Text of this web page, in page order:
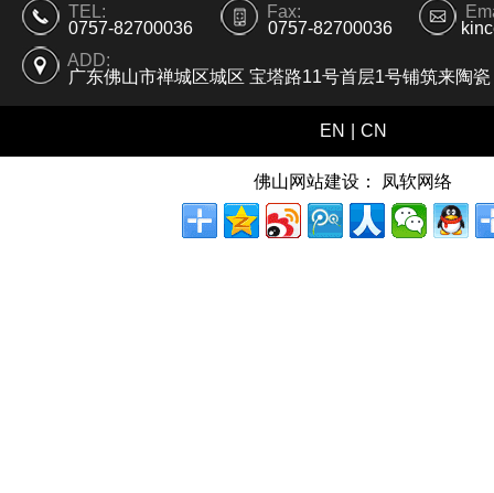
TEL:
0757-82700036
Fax:
0757-82700036
ADD:
广东佛山市禅城区城区 宝塔路11号首层1号铺筑来陶瓷
EN CN
佛山网站建设： 凤软网络